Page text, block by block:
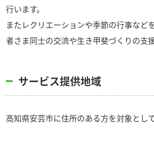
行います。
またレクリエーションや季節の行事など
者さま同士の交流や生き甲斐づくりの支
サービス提供地域
高知県安芸市に住所のある方を対象として